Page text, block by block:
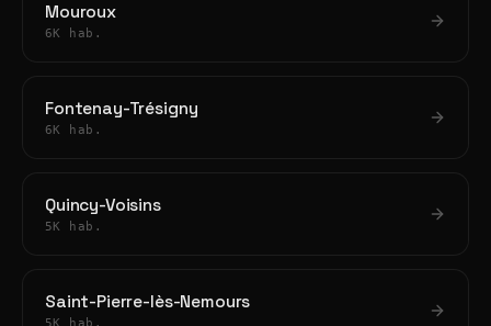
Mouroux
6K hab.
Fontenay-Trésigny
6K hab.
Quincy-Voisins
5K hab.
Saint-Pierre-lès-Nemours
5K hab.